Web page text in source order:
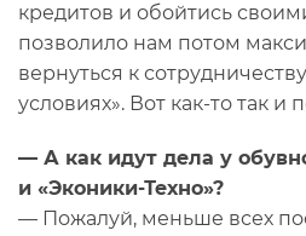
кредитов и обойтись
позволило нам потом
вернуться к
условиях». Вот как-то так и
— А как идут дела у
и «Эконики-Техно»?
— Пожалуй, меньше всех